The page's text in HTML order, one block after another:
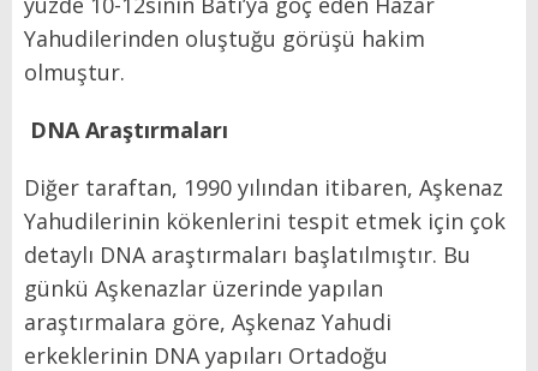
Yahudilerinden oluştuğu görüşü hakim
olmuştur.
DNA Araştırmaları
Diğer taraftan, 1990 yılından itibaren, Aşkenaz
Yahudilerinin kökenlerini tespit etmek için çok
detaylı DNA araştırmaları başlatılmıştır. Bu
günkü Aşkenazlar üzerinde yapılan
araştırmalara göre, Aşkenaz Yahudi
erkeklerinin DNA yapıları Ortadoğu